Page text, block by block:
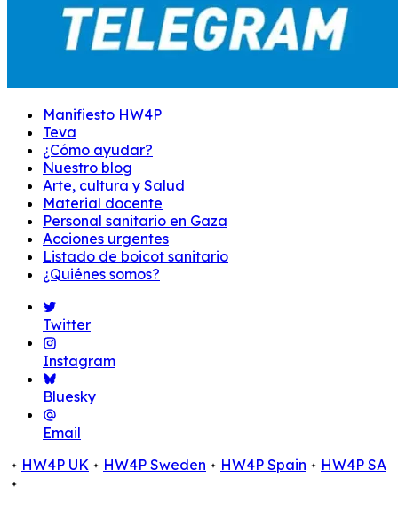
Manifiesto HW4P
Teva
¿Cómo ayudar?
Nuestro blog
Arte, cultura y Salud
Material docente
Personal sanitario en Gaza
Acciones urgentes
Listado de boicot sanitario
¿Quiénes somos?
Twitter
Instagram
Bluesky
Email
HW4P UK
HW4P Sweden HW4P Spain HW4P SA